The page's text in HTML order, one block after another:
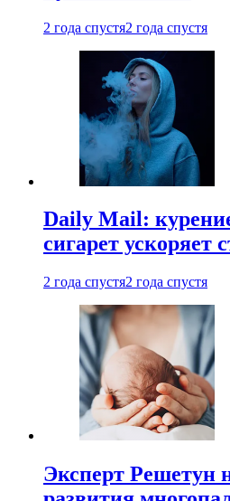
2 года спустя2 года спустя
Daily Mail:
сигарет ускоряет
2 года спустя2 года спустя
Эксперт Решетун